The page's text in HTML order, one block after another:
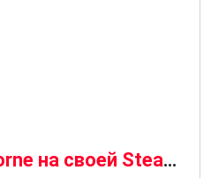
Играйте в Bloodborne на своей Steam Deck благодаря ShadPS4